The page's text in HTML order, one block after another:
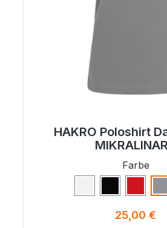
HAKRO Poloshirt
Farbe
Weiß Schwarz
Rot
Regulärer
25,00 €